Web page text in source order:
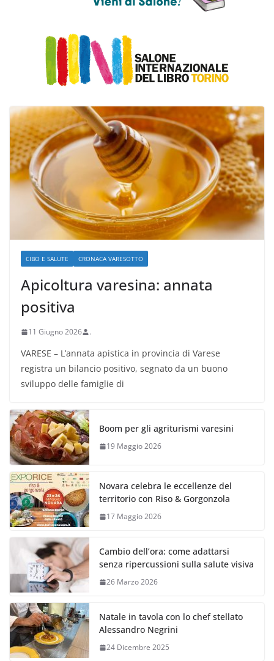
CIBO E SALUTE CRONACA VARESOTTO
Apicoltura varesina: annata
positiva
11 Giugno 2026 .
VARESE – L’annata apistica in provincia di Varese
registra un bilancio positivo, segnato da un buono
sviluppo delle famiglie di
Boom per gli agriturismi varesini
19 Maggio 2026
Novara celebra le eccellenze del
territorio con Riso & Gorgonzola
17 Maggio 2026
Cambio dell’ora: come adattarsi
senza ripercussioni sulla salute visiva
26 Marzo 2026
Natale in tavola con lo chef stellato
Alessandro Negrini
24 Dicembre 2025